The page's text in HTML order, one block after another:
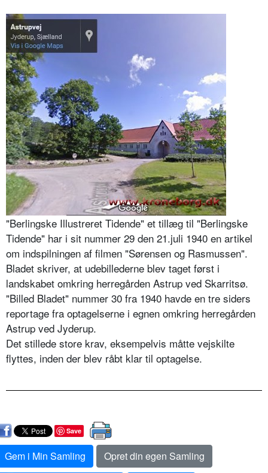
"Berlingske Illustreret Tidende" et tillæg til "Berlingske
Tidende" har i sit nummer 29 den 21.juli 1940 en artikel
om indspilningen af filmen "Sørensen og Rasmussen".
Bladet skriver, at udebillederne blev taget først i
landskabet omkring herregården Astrup ved Skarritsø.
"Billed Bladet" nummer 30 fra 1940 havde en tre siders
reportage fra optagelserne i egnen omkring herregården
Astrup ved Jyderup.
Det stillede store krav, eksempelvis måtte vejskilte
flyttes, inden der blev råbt klar til optagelse.
Save
Gem i Min Samling
Opret din egen Samling